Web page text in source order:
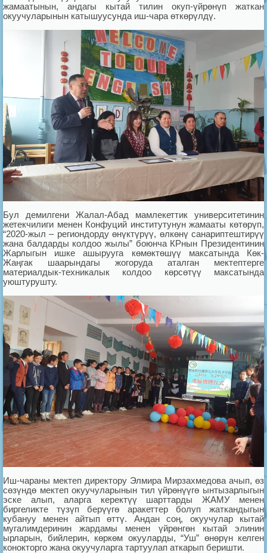
жамаатынын, андагы кытай тилин окуп-үйрөнүп жаткан
окуучуларынын катышуусунда иш-чара өткөрүлдү.
Бул демилгени Жалал-Абад мамлекеттик университетинин
жетекчилиги менен Конфуций институтунун жамааты көтөрүп,
“2020-жыл – региондорду өнүктүрүү, өлкөнү санариптештирүү
жана балдарды колдоо жылы” боюнча КРнын Президентинин
Жарлыгын ишке ашырууга көмөктөшүү максатында Көк-
Жаңгак шаарындагы жогоруда аталган мектептерге
материалдык-техникалык колдоо көрсөтүү максатында
уюштурушту.
Иш-чараны мектеп директору Элмира Мирзахмедова ачып, өз
сөзүндө мектеп окуучуларынын тил үйрөнүүгө ынтызарлыгын
эске алып, аларга керектүү шарттарды ЖАМУ менен
биргеликте түзүп берүүгө аракеттер болуп жаткандыгын
кубануу менен айтып өттү. Андан соң, окуучулар кытай
мугалимдеринин жардамы менен үйрөнгөн кытай элинин
ырларын, бийлерин, көркөм окууларды, “Уш” өнөрүн келген
конокторго жана окуучуларга тартуулап аткарып беришти.